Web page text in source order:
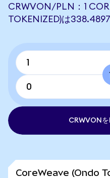
CRWVON/PLN：1
TOKENIZED)は
CRWVON
CoreWeave (Ondo